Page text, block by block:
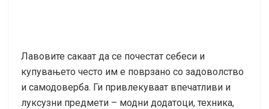
Лавовите сакаат да се почестат себеси и
купувањето често им е поврзано со задоволство
и самодоверба. Ги привлекуваат впечатливи и
луксузни предмети – модни додатоци, техника,